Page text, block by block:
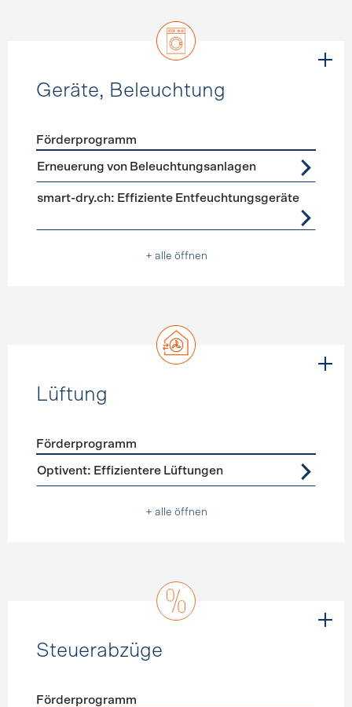
Geräte, Beleuchtung
Förderprogramme Geräte, Beleuchtung
Förderprogramm
Erneuerung von Beleuchtungsanlagen
smart-dry.ch: Effiziente Entfeuchtungsgeräte
+ alle öffnen
Lüftung
Förderprogramme Lüftung
Förderprogramm
Optivent: Effizientere Lüftungen
+ alle öffnen
Steuerabzüge
Förderprogramm